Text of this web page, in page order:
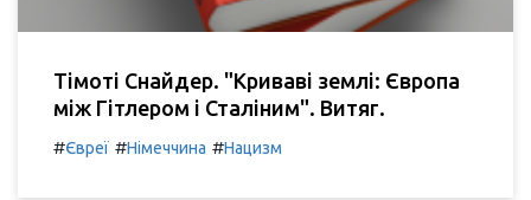
Тімоті Снайдер. "Криваві землі: Європа
між Гітлером і Сталіним". Витяг.
#Євреї #Німеччина #Нацизм